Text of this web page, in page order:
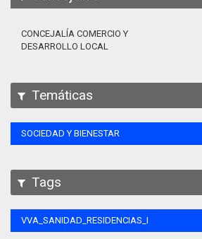
CONCEJALÍA COMERCIO Y
DESARROLLO LOCAL
Temáticas
SOCIEDAD Y BIENESTAR
Tags
VVA_SANIDAD_RESIDENCIAS_MAYORES_105